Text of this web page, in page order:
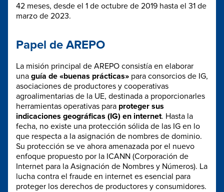
42 meses, desde el 1 de octubre de 2019 hasta el 31 de
marzo de 2023.
Papel de AREPO
La misión principal de AREPO consistía en elaborar
una guía de «buenas prácticas» para consorcios de IG,
asociaciones de productores y cooperativas
agroalimentarias de la UE, destinada a proporcionarles
herramientas operativas para proteger sus
indicaciones geográficas (IG) en internet. Hasta la
fecha, no existe una protección sólida de las IG en lo
que respecta a la asignación de nombres de dominio.
Su protección se ve ahora amenazada por el nuevo
enfoque propuesto por la ICANN (Corporación de
Internet para la Asignación de Nombres y Números). La
lucha contra el fraude en internet es esencial para
proteger los derechos de productores y consumidores.